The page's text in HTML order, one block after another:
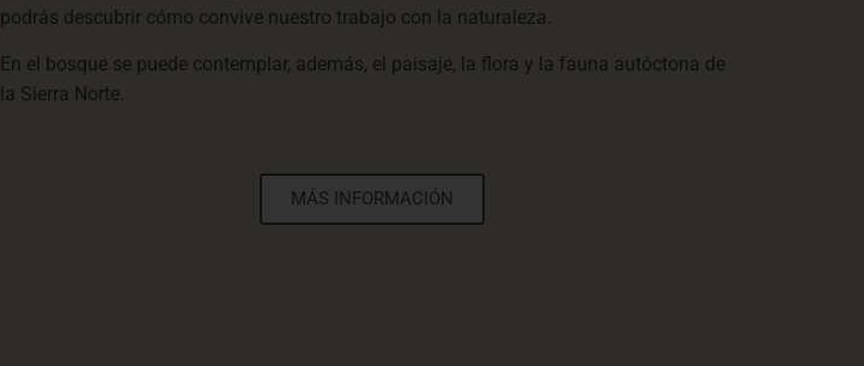
podrás descubrir cómo convive nuestro trabajo con la naturaleza.
En el bosque se puede contemplar, además, el paisaje, la flora y la fauna autóctona de
la Sierra Norte.
MÁS INFORMACIÓN